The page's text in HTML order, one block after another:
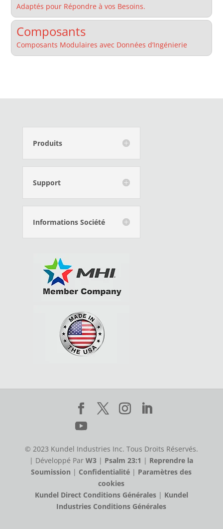
Adaptés pour Répondre à vos Besoins.
Composants
Composants Modulaires avec Données d’Ingénierie
Produits
Support
Informations Société
© 2023 Kundel Industries Inc. Tous Droits Réservés.
| Développé ParW3 | Psalm 23:1 | Reprendre la
Soumission | Confidentialité | Paramètres des
cookies
Kundel Direct Conditions Générales| Kundel
Industries Conditions Générales